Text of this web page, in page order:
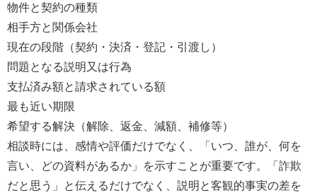
物件と契約の種類
相手方と関係会社
現在の段階（契約・決済・登記・引渡し）
問題となる説明又は行為
支払済み額と請求されている額
最も近い期限
希望する解決（解除、返金、減額、補修等）
相談時には、感情や評価だけでなく、「いつ、誰が、何を
言い、どの資料があるか」を示すことが重要です。「詐欺
だと思う」と伝えるだけでなく、説明と客観的事実の差を